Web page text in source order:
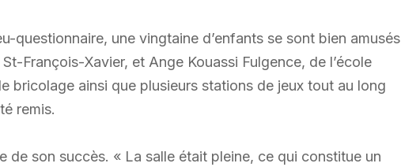
questionnaire, une vingtaine d’enfants se sont bien amusés
François-Xavier, et Ange Kouassi Fulgence, de l’école
bricolage ainsi que plusieurs stations de jeux tout au long
remis.
de son succès. « La salle était pleine, ce qui constitue un